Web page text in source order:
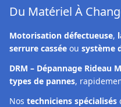
Du Matériel À
Motorisation défectueuse,
serrure cassée ou système
DRM – Dépannage Rideau
types de pannes,
Nos techniciens spécialisés